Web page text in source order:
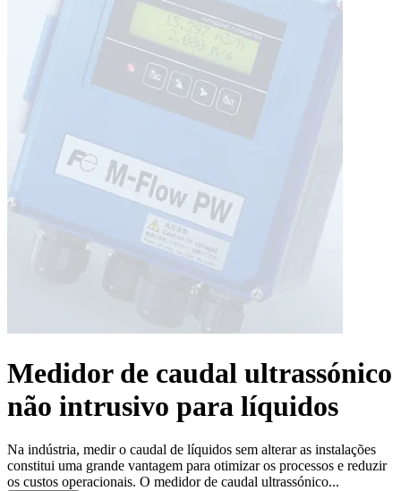
Medidor de caudal ultrassónico
não intrusivo para líquidos
Na indústria, medir o caudal de líquidos sem alterar as instalações
constitui uma grande vantagem para otimizar os processos e reduzir
os custos operacionais. O medidor de caudal ultrassónico...